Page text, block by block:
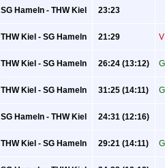
SG Hameln - THW Kiel 23:23
THW Kiel - SG Hameln 21:29 V
THW Kiel - SG Hameln 26:24 (13:12) G
THW Kiel - SG Hameln 31:25 (14:11) G
SG Hameln - THW Kiel 24:31 (12:16)
THW Kiel - SG Hameln 29:21 (14:11) G